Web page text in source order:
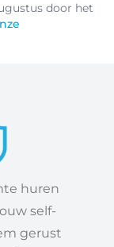
door het
huren
self-
gerust